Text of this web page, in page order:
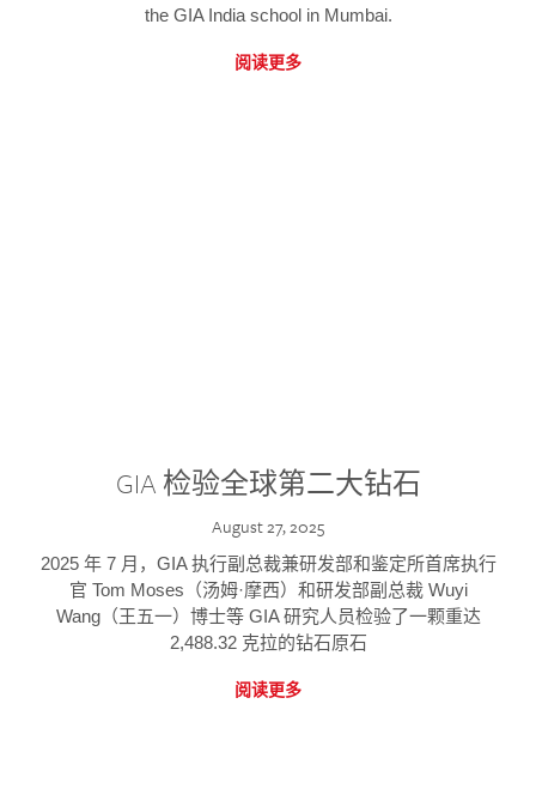
the GIA India school in Mumbai.
阅读更多
GIA 检验全球第二大钻石
August 27, 2025
2025 年 7 月，GIA 执行副总裁兼研发部和鉴定所首席执行
官 Tom Moses（汤姆·摩西）和研发部副总裁 Wuyi
Wang（王五一）博士等 GIA 研究人员检验了一颗重达
2,488.32 克拉的钻石原石
阅读更多